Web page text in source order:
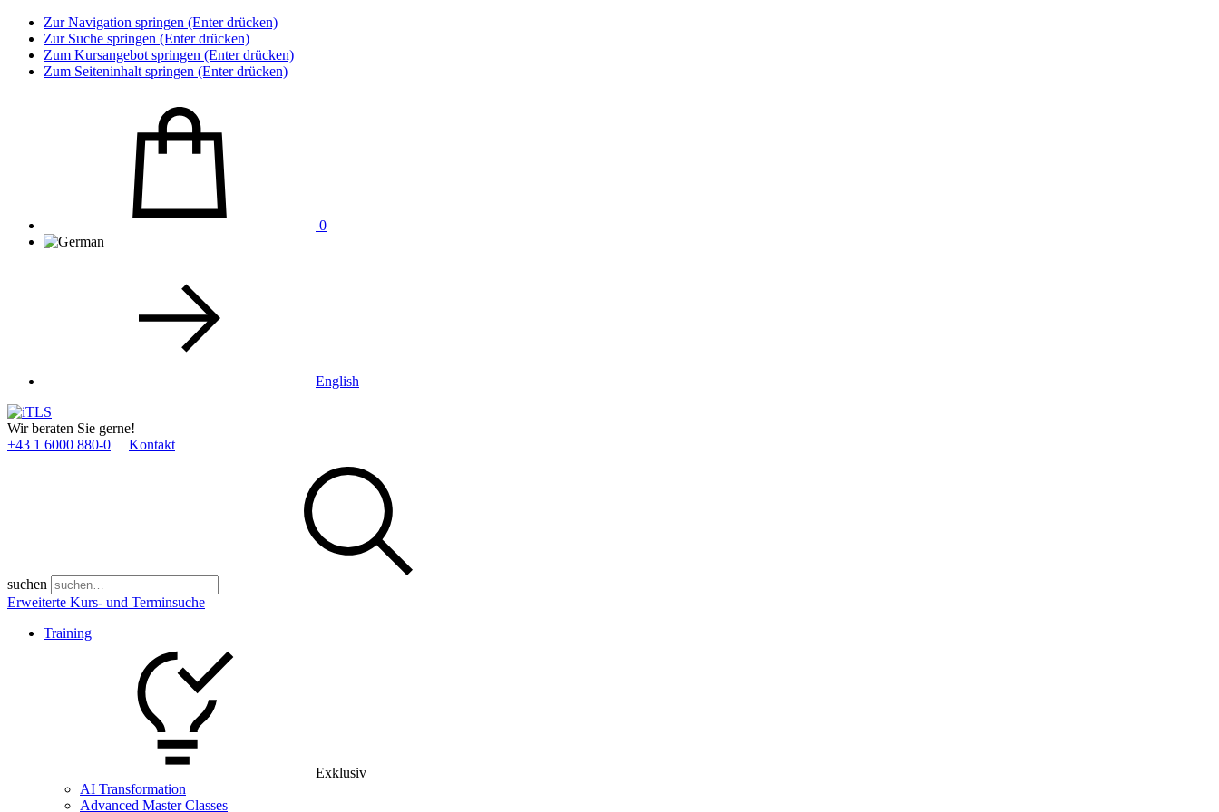
Zur Navigation springen (Enter drücken)
Zur Suche springen (Enter drücken)
Zum Kursangebot springen (Enter drücken)
Zum Seiteninhalt springen (Enter drücken)
0
English
Wir beraten Sie gerne!
+43 1 6000 880­-0
Kontakt
suchen
Erweiterte Kurs- und Terminsuche
Training
Exklusiv
AI Transformation
Advanced Master Classes